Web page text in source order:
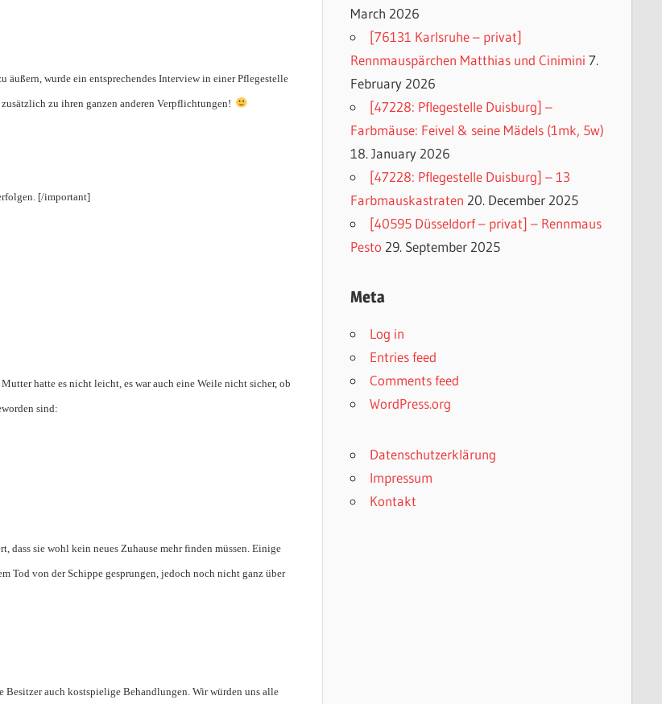
äußern, wurde ein entsprechendes Interview in einer Pflegestelle
zu ihren ganzen anderen Verpflichtungen!
[/important]
hatte es nicht leicht, es war auch eine Weile nicht sicher, ob
sind:
dass sie wohl kein neues Zuhause mehr finden müssen. Einige
Tod von der Schippe gesprungen, jedoch noch nicht ganz über
auch kostspielige Behandlungen. Wir würden uns alle
March 2026
[76131 Karlsruhe – privat]
Rennmauspärchen Matthias und Cinimini 7.
February 2026
[47228: Pflegestelle Duisburg] –
Farbmäuse: Feivel & seine Mädels (1mk, 5w)
18. January 2026
[47228: Pflegestelle Duisburg] – 13
Farbmauskastraten 20. December 2025
[40595 Düsseldorf – privat] – Rennmaus
Pesto 29. September 2025
Meta
Log in
Entries feed
Comments feed
WordPress.org
Datenschutzerklärung
Impressum
Kontakt